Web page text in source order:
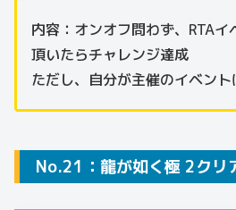
内容：オンオフ問わず、RTAイ
頂いたらチャレンジ達成
ただし、自分が主催のイベン
No.21：龍が如く極 2クリ